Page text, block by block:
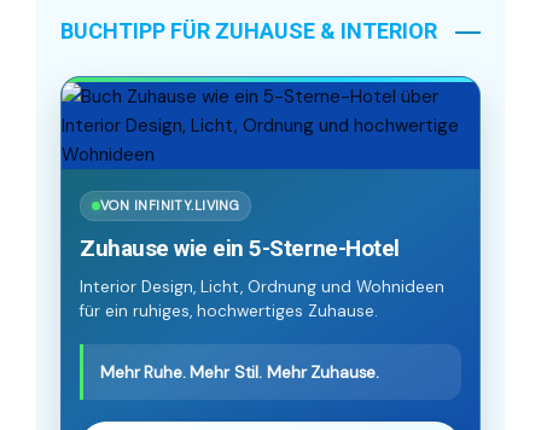
BUCHTIPP FÜR ZUHAUSE & INTERIOR
VON INFINITY.LIVING
Zuhause wie ein 5-Sterne-Hotel
Interior Design, Licht, Ordnung und Wohnideen
für ein ruhiges, hochwertiges Zuhause.
Mehr Ruhe. Mehr Stil. Mehr Zuhause.